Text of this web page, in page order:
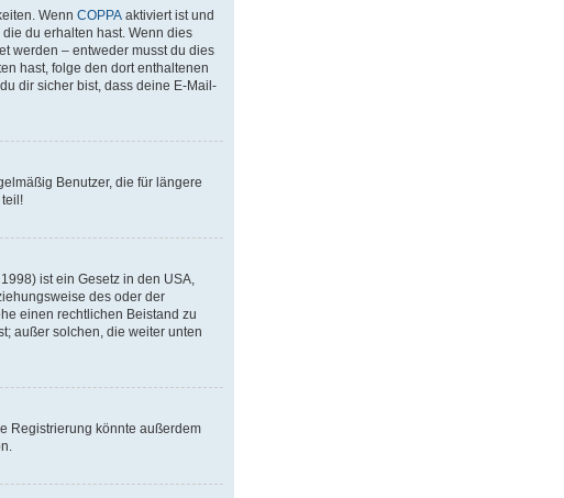
Wenn COPPA aktiviert ist und
du erhalten hast. Wenn dies
werden – entweder musst du dies
hast, folge den dort enthaltenen
dir sicher bist, dass deine E-Mail-
Benutzer, die für längere
ist ein Gesetz in den USA,
des oder der
einen rechtlichen Beistand zu
außer solchen, die weiter unten
Registrierung könnte außerdem